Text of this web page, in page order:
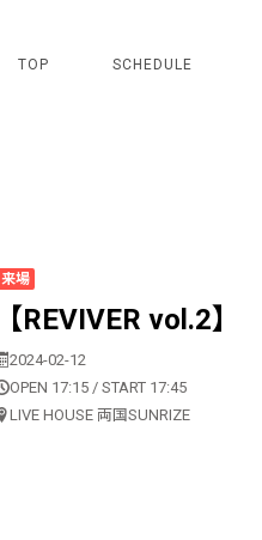
TOP SCHEDULE
来場
【REVIVER vol.2】
2024-02-12
OPEN 17:15 / START 17:45
LIVE HOUSE 両国SUNRIZE